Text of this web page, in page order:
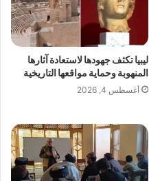
ليبيا تكثف جهودها لاستعادة آثارها
المنهوبة وحماية مواقعها التاريخية
أغسطس 4, 2026